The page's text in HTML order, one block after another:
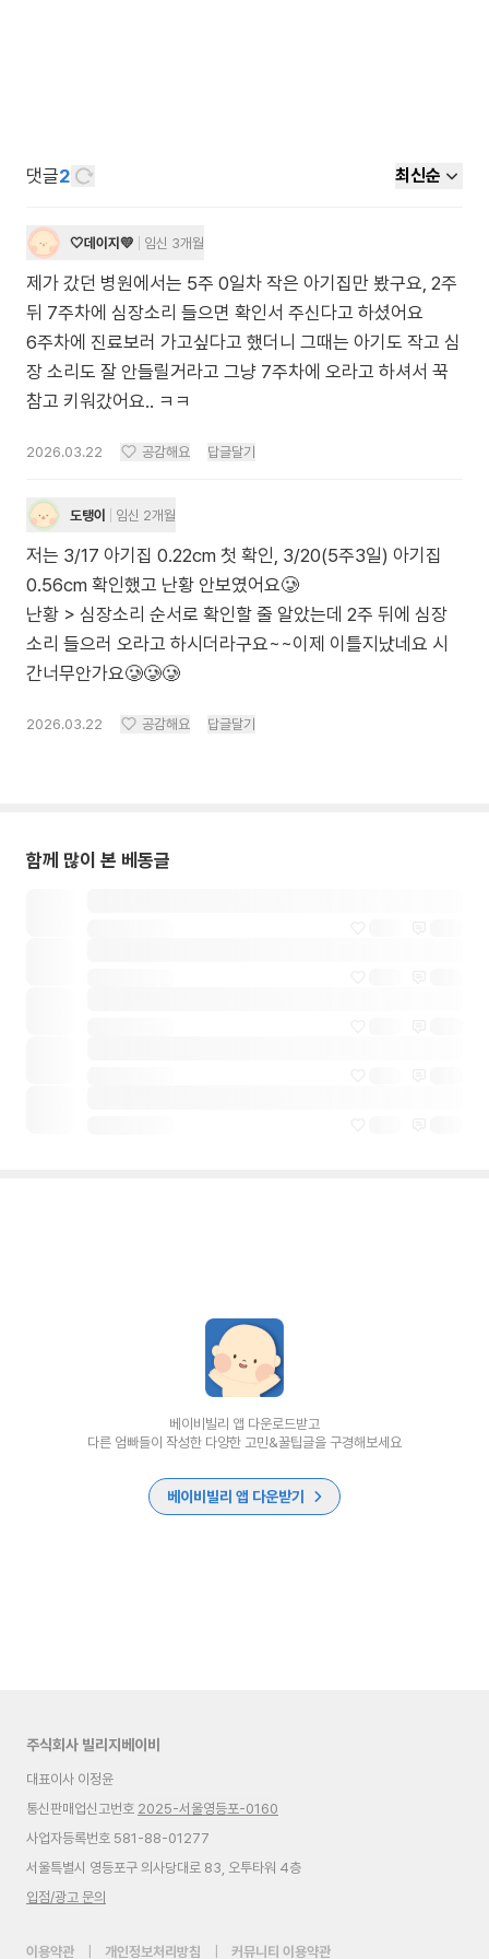
댓글2 최신순
🤍데이지💛 임신 3개월
제가 갔던 병원에서는 5주 0일차 작은 아기집만 봤구요, 2주
뒤 7주차에 심장소리 들으면 확인서 주신다고 하셨어요
6주차에 진료보러 가고싶다고 했더니 그때는 아기도 작고 심
장 소리도 잘 안들릴거라고 그냥 7주차에 오라고 하셔서 꾹
참고 키워갔어요.. ㅋㅋ
2026.03.22 공감해요 답글달기
도탱이 임신 2개월
저는 3/17 아기집 0.22cm 첫 확인, 3/20(5주3일) 아기집
0.56cm 확인했고 난황 안보였어요🥲
난황 > 심장소리 순서로 확인할 줄 알았는데 2주 뒤에 심장
소리 들으러 오라고 하시더라구요~~이제 이틀지났네요 시
간너무안가요🥲🥲🥲
2026.03.22 공감해요 답글달기
함께 많이 본 베동글
베이비빌리 앱 다운로드받고
다른 엄빠들이 작성한 다양한 고민&꿀팁글을 구경해보세요
베이비빌리 앱 다운받기
주식회사 빌리지베이비
대표이사 이정윤
통신판매업신고번호 2025-서울영등포-0160
사업자등록번호 581-88-01277
서울특별시 영등포구 의사당대로 83, 오투타워 4층
입점/광고 문의
이용약관 개인정보처리방침 커뮤니티 이용약관